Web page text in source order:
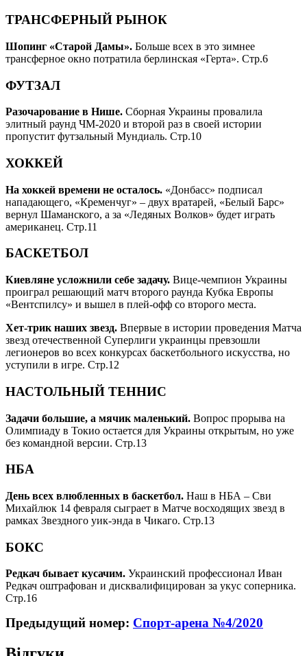
ТРАНСФЕРНЫЙ РЫНОК
Шопинг «Старой Дамы». Больше всех в это зимнее
трансферное окно потратила берлинская «Герта». Стр.6
ФУТЗАЛ
Разочарование в Нише. Сборная Украины провалила
элитный раунд ЧМ-2020 и второй раз в своей истории
пропустит футзальный Мундиаль. Стр.10
ХОККЕЙ
На хоккей времени не осталось. «Донбасс» подписал
нападающего, «Кременчуг» – двух вратарей, «Белый Барс»
вернул Шаманского, а за «Ледяных Волков» будет играть
американец. Стр.11
БАСКЕТБОЛ
Киевляне усложнили себе задачу. Вице-чемпион Украины
проиграл решающий матч второго раунда Кубка Европы
«Вентспилсу» и вышел в плей-офф со второго места.
Хет-трик наших звезд. Впервые в истории проведения Матча
звезд отечественной Суперлиги украинцы превзошли
легионеров во всех конкурсах баскетбольного искусства, но
уступили в игре. Стр.12
НАСТОЛЬНЫЙ ТЕННИС
Задачи большие, а мячик маленький. Вопрос прорыва на
Олимпиаду в Токио остается для Украины открытым, но уже
без командной версии. Стр.13
НБА
День всех влюбленных в баскетбол. Наш в НБА – Сви
Михайлюк 14 февраля сыграет в Матче восходящих звезд в
рамках Звездного уик-энда в Чикаго. Стр.13
БОКС
Редкач бывает кусачим. Украинский профессионал Иван
Редкач оштрафован и дисквалифицирован за укус соперника.
Стр.16
Предыдущий номер: Спорт-арена №4/2020